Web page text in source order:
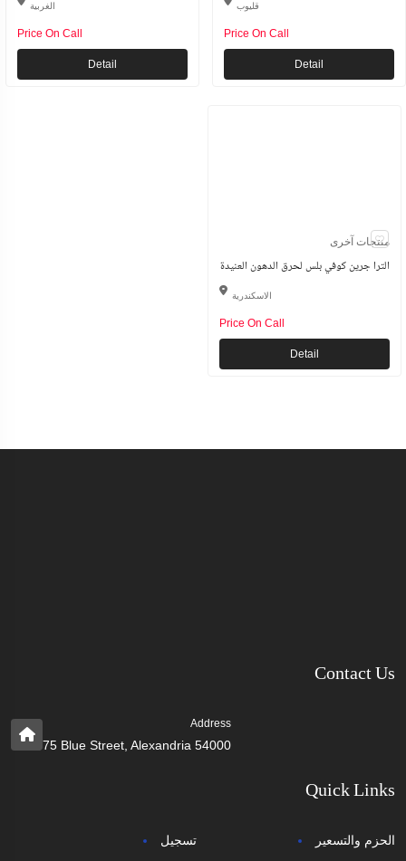
الغربية
Price On Call
Detail
قليوب
Price On Call
Detail
منتجات آخرى
الترا جرين كوفي بلس لحرق الدهون العنيدة
الاسكندرية
Price On Call
Detail
Contact Us
Address
75 Blue Street, Alexandria 54000
Quick Links
تسجيل الحزم والتسعير